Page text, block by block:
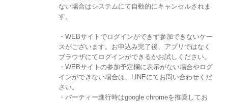
ない場合はシステムにて自動的にキャンセルされま
す。
・WEBサイトでログインができず参加できないケー
スがございます。お申込み完了後、アプリではなく
ブラウザにてログインができるかお試しください。
・WEBサイトの参加予定欄に表示がない場合やログ
インができない場合は、LINEにてお問い合わせくだ
さい。
・パーティー進行時はgoogle chromeを推奨してお